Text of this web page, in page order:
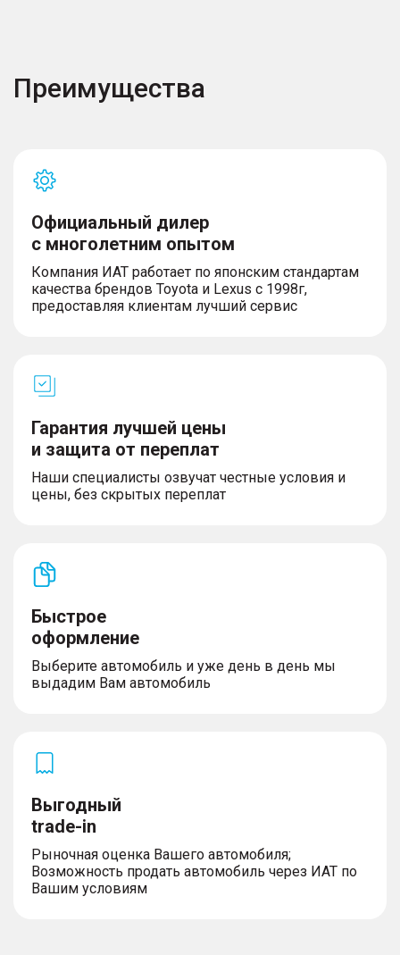
Преимущества
Официальный дилер
с многолетним опытом
Компания ИАТ работает по японским стандартам
качества брендов Toyota и Lexus с 1998г,
предоставляя клиентам лучший сервис
Гарантия лучшей цены
и защита от переплат
Наши специалисты озвучат честные условия и
цены, без скрытых переплат
Быстрое
оформление
Выберите автомобиль и уже день в день мы
выдадим Вам автомобиль
Выгодный
trade-in
Рыночная оценка Вашего автомобиля;
Возможность продать автомобиль через ИАТ по
Вашим условиям